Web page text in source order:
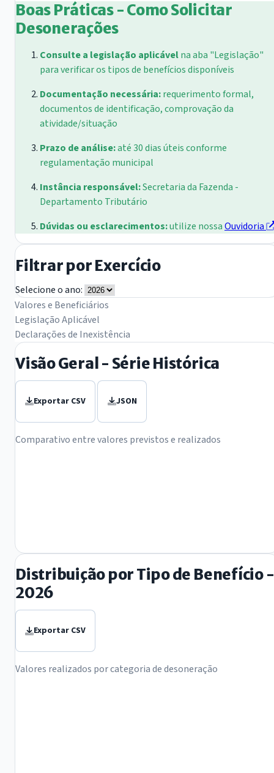
Boas Práticas - Como Solicitar
Desonerações
Consulte a legislação aplicávelna aba "Legislação"
para verificar os tipos de benefícios disponíveis
Documentação necessária:requerimento formal,
documentos de identificação, comprovação da
atividade/situação
Prazo de análise:até 30 dias úteis conforme
regulamentação municipal
Instância responsável:Secretaria da Fazenda -
Departamento Tributário
Dúvidas ou esclarecimentos:utilize nossaOuvidoria
Filtrar por Exercício
Selecione o ano:
Valores e Beneficiários
Legislação Aplicável
Declarações de Inexistência
Visão Geral - Série Histórica
Exportar CSV JSON
Comparativo entre valores previstos e realizados
Distribuição por Tipo de Benefício -
2026
Exportar CSV
Valores realizados por categoria de desoneração